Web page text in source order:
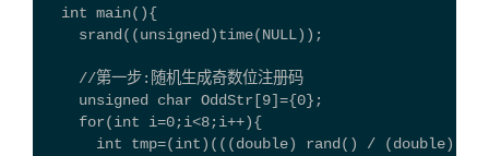
int main(){
srand((unsigned)time(NULL));
//第一步:随机生成奇数位注册码
unsigned char OddStr[9]={0};
for(int i=0;i<8;i++){
int tmp=(int)(((double) rand() / (double)